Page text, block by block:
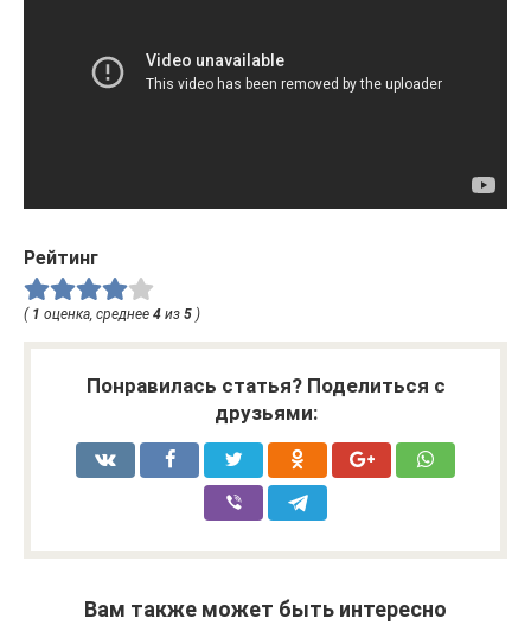
Рейтинг
( 1 оценка, среднее 4 из 5 )
Понравилась статья? Поделиться с
друзьями:
Вам также может быть интересно